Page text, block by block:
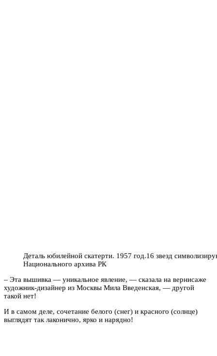
Деталь юбилейной скатерти. 1957 год.16 звезд
Национального архива РК
– Эта вышивка — уникальное явление, — сказала на вернисаже
художник-дизайнер из Москвы Мила Введенская, — другой
такой нет!
И в самом деле, сочетание белого (снег) и красного (солнце)
выглядят так лаконично, ярко и нарядно!